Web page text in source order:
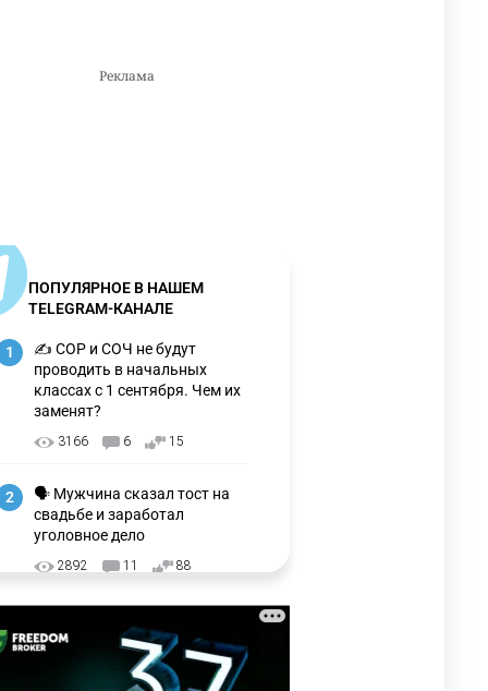
ПОПУЛЯРНОЕ В НАШЕМ
TELEGRAM-КАНАЛЕ
1
✍️ СОР и СОЧ не будут
проводить в начальных
классах с 1 сентября. Чем их
заменят?
3166 6 15
2
🗣 Мужчина сказал тост на
свадьбе и заработал
уголовное дело
2892 11 88
Переписку из телефона
Нурай Серикбай в день
похищения зачитали в суде